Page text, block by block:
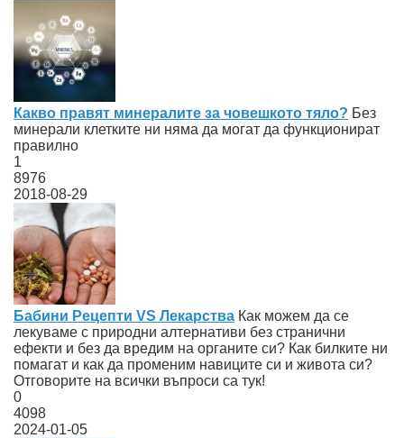
Какво правят минералите за човешкото тяло? Без
минерали клетките ни няма да могат да функционират
правилно
1
8976
2018-08-29
Бабини Рецепти VS Лекарства Как можем да се
лекуваме с природни алтернативи без странични
ефекти и без да вредим на органите си? Как билките ни
помагат и как да променим навиците си и живота си?
Отговорите на всички въпроси са тук!
0
4098
2024-01-05